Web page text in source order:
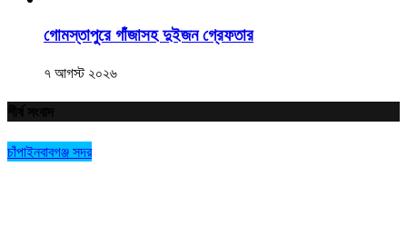
গোমস্তাপুরে গাঁজাসহ দুইজন গ্রেফতার
৭ আগস্ট ২০২৬
চাঁপাইনবাবগঞ্জ সদর